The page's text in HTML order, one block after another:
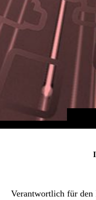
Verantwortlich für